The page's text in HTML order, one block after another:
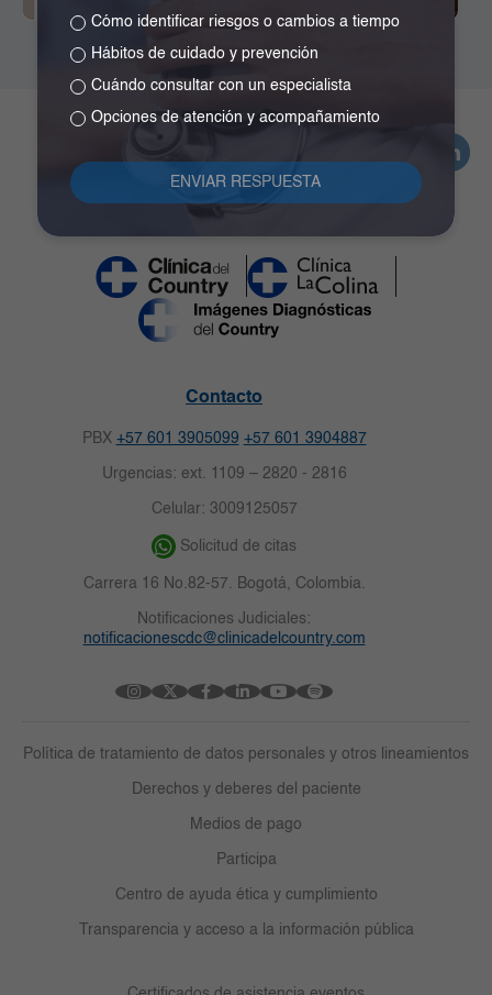
Cómo identificar riesgos o cambios a tiempo
Hábitos de cuidado y prevención
Cuándo consultar con un especialista
Opciones de atención y acompañamiento
Contacto
PBX +57 601 3905099 +57 601 3904887
Urgencias: ext. 1109 – 2820 - 2816
Celular: 3009125057
Solicitud de citas
Carrera 16 No.82-57. Bogotá, Colombia.
Notificaciones Judiciales:
notificacionescdc@clinicadelcountry.com
Política de tratamiento de datos personales y otros lineamientos
Derechos y deberes del paciente
Medios de pago
Participa
Centro de ayuda ética y cumplimiento
Transparencia y acceso a la información pública